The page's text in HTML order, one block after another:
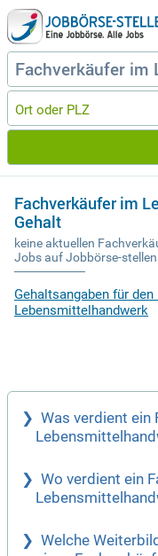
Fachverkäufer im
Gehalt
keine aktuellen
Jobs auf Jobbörse-
Gehaltsangaben für
Lebensmittelhandwerk
Was verdient ein
Wo verdient ein
Welche